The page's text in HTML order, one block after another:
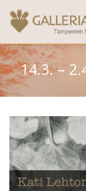
14.3. –